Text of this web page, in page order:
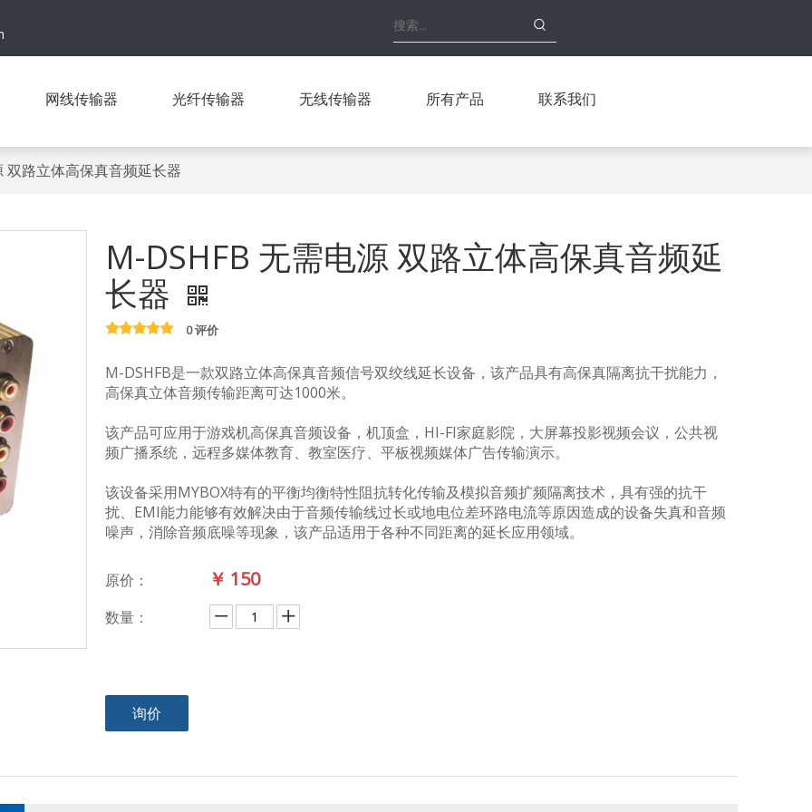
网线传输器 光纤传输器 无线传输器 所有产品 联系我们
双路立体高保真音频延长器
M-DSHFB 无需电源 双路立体高保真音频延
长器
0 评价
M-DSHFB是一款双路立体高保真音频信号双绞线延长设备，该产品具有高保真隔离抗干扰能力，
高保真立体音频传输距离可达1000米。
该产品可应用于游戏机高保真音频设备，机顶盒，HI-FI家庭影院，大屏幕投影视频会议，公共视
频广播系统，远程多媒体教育、教室医疗、平板视频媒体广告传输演示。
该设备采用MYBOX特有的平衡均衡特性阻抗转化传输及模拟音频扩频隔离技术，具有强的抗干
扰、EMI能力能够有效解决由于音频传输线过长或地电位差环路电流等原因造成的设备失真和音频
噪声，消除音频底噪等现象，该产品适用于各种不同距离的延长应用领域。
原价： ￥ 150
数量：
询价